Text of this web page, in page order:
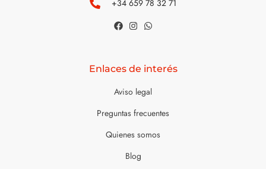
+34 659 78 32 71
Enlaces de interés
Aviso legal
Preguntas frecuentes
Quienes somos
Blog